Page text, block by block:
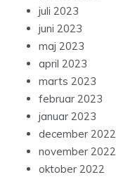
juli 2023
juni 2023
maj 2023
april 2023
marts 2023
februar 2023
januar 2023
december 2022
november 2022
oktober 2022